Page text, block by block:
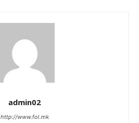
admin02
http://www.fol.mk